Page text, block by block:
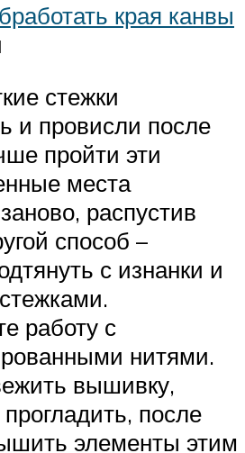
края канвы
стежки
и провисли после
пройти эти
места
распустив
способ –
с изнанки и
работу с
нитями.
вышивку,
после
элементы этим